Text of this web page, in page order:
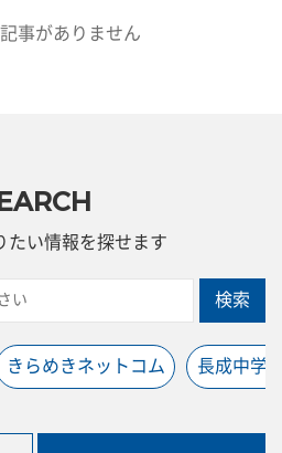
事がありません
たい情報を探せます
検索
きらめきネットコム 長成中学